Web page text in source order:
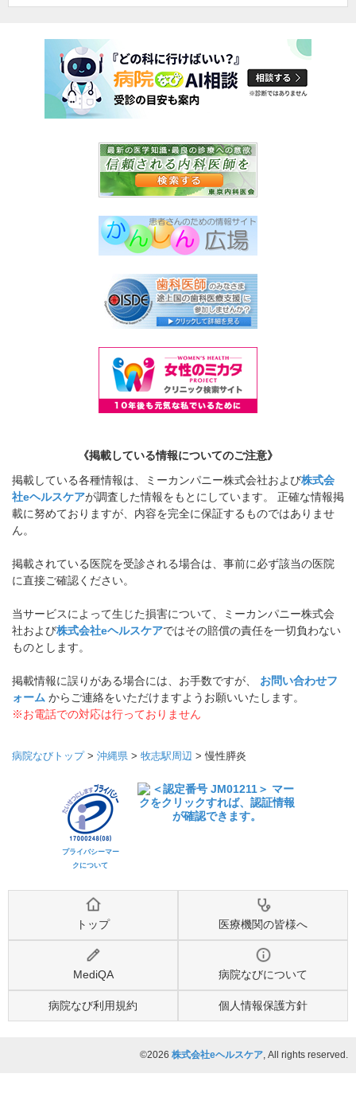
《掲載している情報についてのご注意》
掲載している各種情報は、ミーカンパニー株式会社および株式会
社eヘルスケアが調査した情報をもとにしています。 正確な情報掲
載に努めておりますが、内容を完全に保証するものではありませ
ん。
掲載されている医院を受診される場合は、事前に必ず該当の医院
に直接ご確認ください。
当サービスによって生じた損害について、ミーカンパニー株式会
社および株式会社eヘルスケアではその賠償の責任を一切負わない
ものとします。
掲載情報に誤りがある場合には、お手数ですが、 お問い合わせフ
ォーム からご連絡をいただけますようお願いいたします。
※お電話での対応は行っておりません
病院なびトップ> 沖縄県 > 牧志駅周辺 > 慢性膵炎
プライバシーマー
クについて
トップ 医療機関の皆様へ
MediQA 病院なびについて
病院なび利用規約 個人情報保護方針
©2026 株式会社eヘルスケア, All rights reserved.